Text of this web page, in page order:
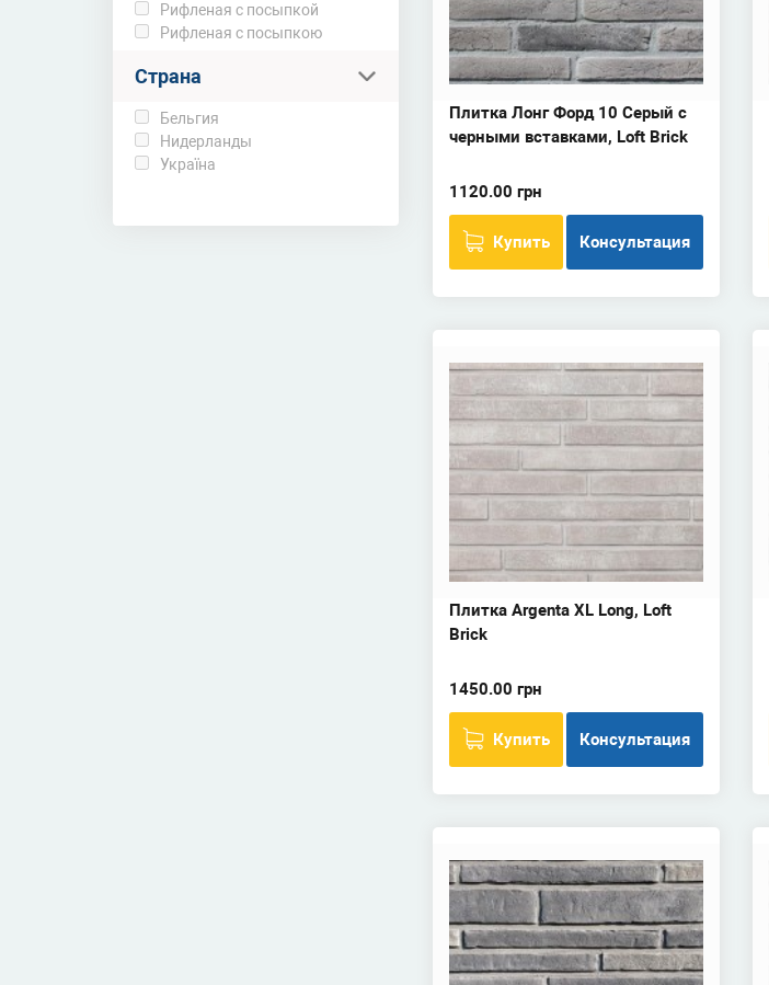
Рифленая с посыпкой
Рифленая с посыпкою
Страна
Бельгия
Нидерланды
Україна
Плитка Лонг Форд 10 Серый с
черными вставками, Loft Brick
1120.00 грн
Купить Консультация
Плитка Argenta XL Long, Loft
Brick
1450.00 грн
Купить Консультация